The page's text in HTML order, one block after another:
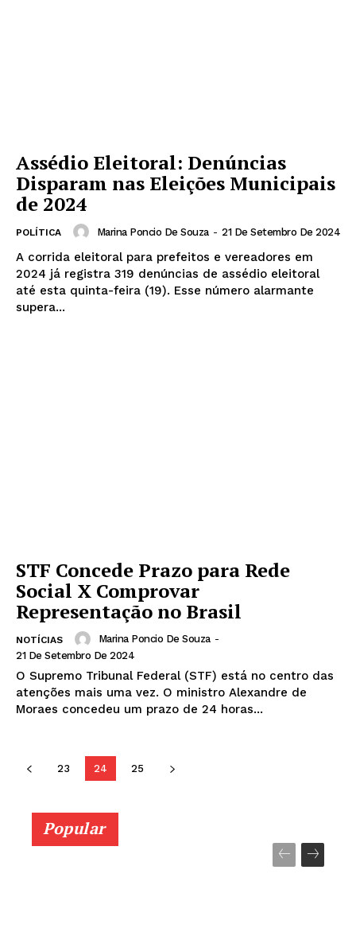
Assédio Eleitoral: Denúncias
Disparam nas Eleições Municipais
de 2024
POLÍTICA Marina Poncio De Souza - 21 De Setembro De 2024
A corrida eleitoral para prefeitos e vereadores em
2024 já registra 319 denúncias de assédio eleitoral
até esta quinta-feira (19). Esse número alarmante
supera...
STF Concede Prazo para Rede
Social X Comprovar
Representação no Brasil
NOTÍCIAS Marina Poncio De Souza -
21 De Setembro De 2024
O Supremo Tribunal Federal (STF) está no centro das
atenções mais uma vez. O ministro Alexandre de
Moraes concedeu um prazo de 24 horas...
23 24 25
Popular